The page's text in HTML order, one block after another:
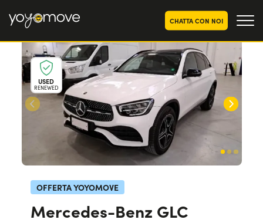
CHATTA CON NOI
OFFERTE NOLEGGIOLUNGO TERMINE
Privati
Aziende e P.IVA
OFFERTE NOLEGGIO
AUTO USATE
CHI SIAMO
La nostra storia
Lavora con noi
COME FUNZIONA
PERCHÉ CONVIENE
USED
RENEWED
OFFERTA YOYOMOVE
Mercedes-Benz GLC